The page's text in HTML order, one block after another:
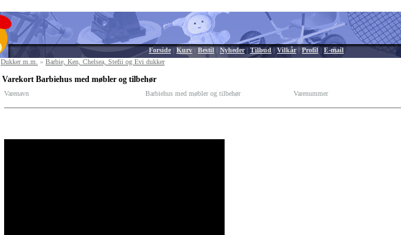
Forside| Kurv | Bestil Nyheder| Tilbud| Vilkår|Profil | E-mail
Dukker m.m. » Barbie, Ken, Chelsea, Stefii og Evi dukker
Varekort Barbiehus med møbler og tilbehør
Varenavn Barbiehus med møbler og tilbehør Varenummer